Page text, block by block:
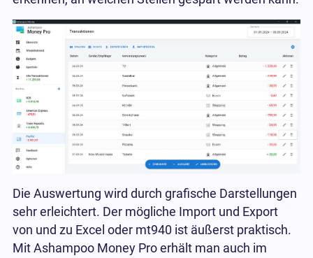
Die Auswertung wird durch grafische Darstellungen
sehr erleichtert. Der mögliche Import und Export
von und zu Excel oder mt940 ist äußerst praktisch.
Mit Ashampoo Money Pro erhält man auch im